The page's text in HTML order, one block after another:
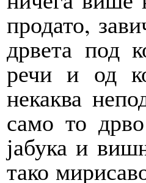
продато,
дрвета под
речи и од
некаква
само то
јабука и
тако